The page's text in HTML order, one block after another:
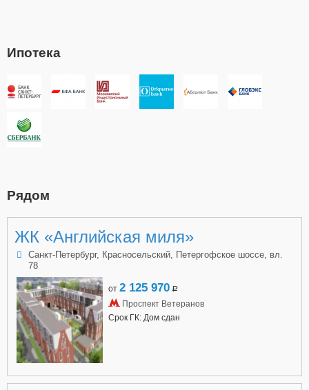
Ипотека
Рядом
ЖК «Английская миля»
Санкт-Петербург, Красносельский, Петергофское шоссе, вл.
78
от 2 125 970 a
Проспект Ветеранов
Срок ГК: Дом сдан